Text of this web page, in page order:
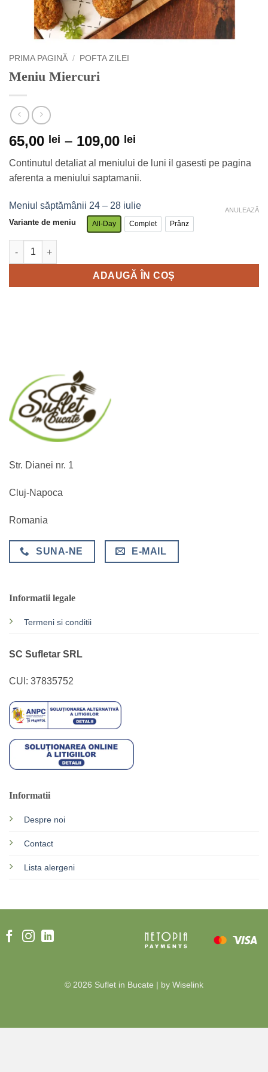
PRIMA PAGINĂ / POFTA ZILEI
Meniu Miercuri
65,00 lei – 109,00 lei
de
prețuri:
65,00 lei
la
109,00 lei
Continutul detaliat al meniului de luni il gasesti pe pagina
aferenta a meniului saptamanii.
Meniul săptămânii 24 – 28 iulie
Variante de meniu All-DayMeniu All-Day
CompletMeniu Complet
Prânz
Meniu Prânz
ANULEAZĂ
Cantitate Meniu Miercuri
ADAUGĂ ÎN COȘ
Str. Dianei nr. 1
Cluj-Napoca
Romania
SUNA-NE E-MAIL
Informatii legale
Termeni si conditii
SC Sufletar SRL
CUI: 37835752
Informatii
Despre noi
Contact
Lista alergeni
© 2026 Suflet in Bucate | by Wiselink